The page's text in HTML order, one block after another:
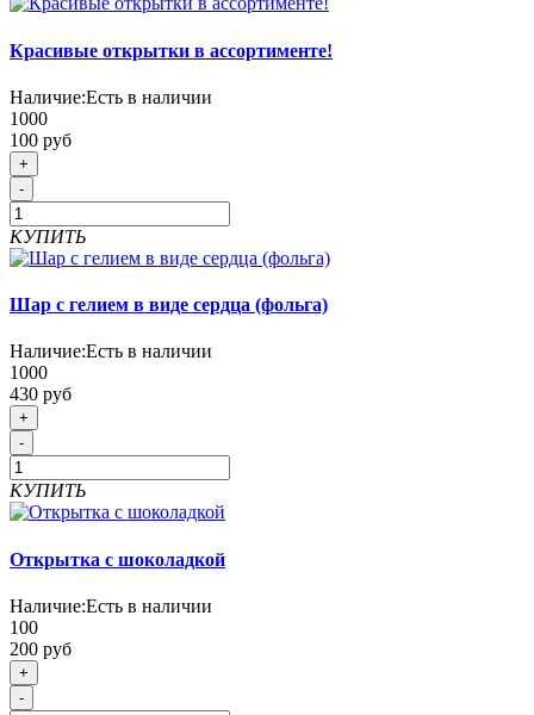
Красивые открытки в ассортименте!
Наличие:Есть в наличии
1000
100 руб
+
-
КУПИТЬ
Шар с гелием в виде сердца (фольга)
Наличие:Есть в наличии
1000
430 руб
+
-
КУПИТЬ
Открытка с шоколадкой
Наличие:Есть в наличии
100
200 руб
+
-